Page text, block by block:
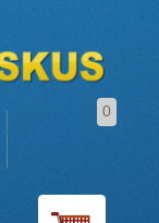
0